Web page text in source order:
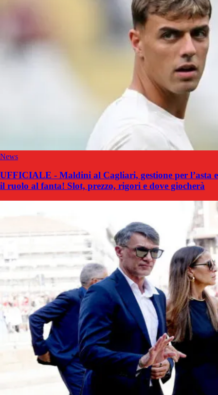
News
UFFICIALE - Maldini al Cagliari, gestione per l’asta e
il ruolo al fanta! Slot, prezzo, rigori e dove giocherà